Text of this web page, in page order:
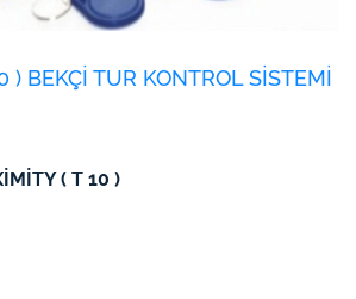
) BEKÇİ TUR KONTROL SİSTEMİ
( T 10 )